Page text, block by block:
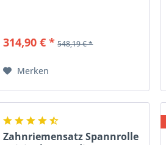
314,90 € * 548,19 € *
Merken
Zahnriemensatz Spannrolle